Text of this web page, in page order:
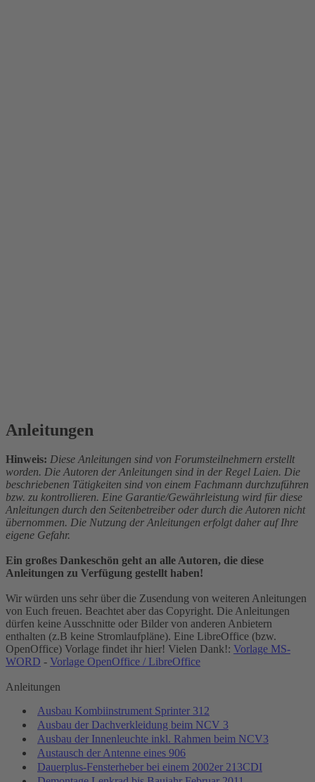
Anleitungen
Hinweis: Diese Anleitungen sind von Forumsteilnehmern erstellt
worden. Die Autoren der Anleitungen sind in der Regel Laien. Die
beschriebenen Tätigkeiten sind von einem Fachmann durchzuführen
bzw. zu kontrollieren. Eine Garantie/Gewährleistung wird für diese
Anleitungen durch den Seitenbetreiber oder durch die Autoren nicht
übernommen. Die Nutzung der Anleitungen erfolgt daher auf Ihre
eigene Gefahr.
Ein großes Dankeschön geht an alle Autoren, die diese
Anleitungen zu Verfügung gestellt haben!
Wir würden uns sehr über die Zusendung von weiteren Anleitungen
von Euch freuen. Beachtet aber das Copyright. Die Anleitungen
dürfen keine Ausschnitte oder Bilder von anderen Anbietern
enthalten (z.B keine Stromlaufpläne). Eine LibreOffice (bzw.
OpenOffice) Vorlage findet ihr hier! Vielen Dank!: Vorlage MS-
WORD - Vorlage OpenOffice / LibreOffice
Anleitungen
Ausbau Kombiinstrument Sprinter 312
Ausbau der Dachverkleidung beim NCV 3
Ausbau der Innenleuchte inkl. Rahmen beim NCV3
Austausch der Antenne eines 906
Dauerplus-Fensterheber bei einem 2002er 213CDI